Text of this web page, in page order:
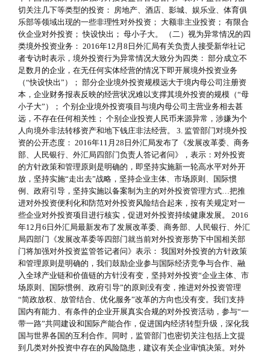
切关注几下等类型的投资： 房地产、酒店、影城、娱乐业、体育俱
乐部等领域出现的一些非理性对外投资； 大额非主业投资； 有限合
伙企业对外投资； 快设快出； 母小子大。 （二）视为异常情况的四
类境外投资业务： 2016年12月8日外汇局有关负责人接受新华社记
者专访时表示，境外投资行为异常情况大致分为四类： 部分成立不
足数月的企业，在无任何实体经营的情况下即开展境外投资业务
（“快设快出”）； 部分企业境外投资规模远大于境内母公司注册资
本，企业财务报表反映的经营状况难以支撑其境外投资的规模（“母
小子大”）； 个别企业境外投资项目与境内母公司主营业务相去甚
远，不存在任何相关性； 个别企业投资人民币来源异常，涉嫌为个
人向境外非法转移资产和地下钱庄非法经营。 3. 监管部门对境外投
资的公开态度： 2016年11月28日外汇局发布了《发展改革委、商务
部、人民银行、外汇局四部门负责人答记者问》，表示：对外投资
的方针政策和管理原则是明确的，即坚持实施新一轮高水平对外开
放，坚持实施“走出去”战略，坚持企业主体、市场原则、国际惯
例、政府引导，坚持实施以备案制为主的对外投资管理方式…把推
进对外投资便利化和防范对外投资风险结合起来，按有关规定对一
些企业对外投资项目进行核实，促进对外投资持续健康发展。 2016
年12月6日外汇局最新发布了发展改革委、商务部、人民银行、外汇
局四部门《发展改革委等四部门就当前对外投资形势下中国相关部
门将加强对外投资监管答记者问》表示： 我国对外投资的方针政策
和管理原则是明确的，我们鼓励企业参与国际经济竞争与合作、融
入全球产业链和价值链的方针没有变，坚持对外投资“企业主体、市
场原则、国际惯例、政府引导”的原则没有变，推进对外投资管理
“简政放权、放管结合、优化服务”改革的方向也没有变。我们支持
国内有能力、有条件的企业开展真实合规的对外投资活动，参与“一
带一路”共同建设和国际产能合作，促进国内经济转型升级，深化我
国与世界各国的互利合作。同时，监管部门也密切关注包括上文提
到几类对外投资中存在的风险隐患，建议有关企业审慎决策。对外